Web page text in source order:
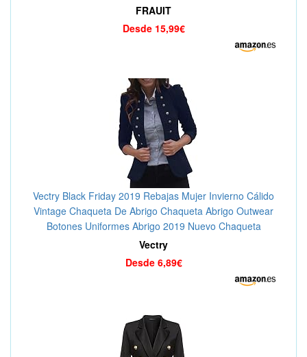
FRAUIT
Desde 15,99€
Vectry Black Friday 2019 Rebajas Mujer Invierno Cálido
Vintage Chaqueta De Abrigo Chaqueta Abrigo Outwear
Botones Uniformes Abrigo 2019 Nuevo Chaqueta
Casual Abrigos Mujer
Vectry
Desde 6,89€